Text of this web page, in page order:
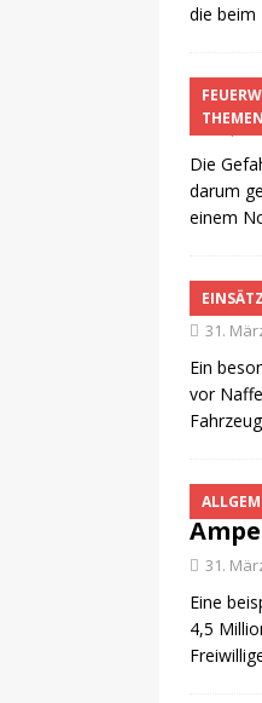
die beim
THEMEN
6. April
Die
darum
einem
31.
Ein
vor
31.
Eine
4,5